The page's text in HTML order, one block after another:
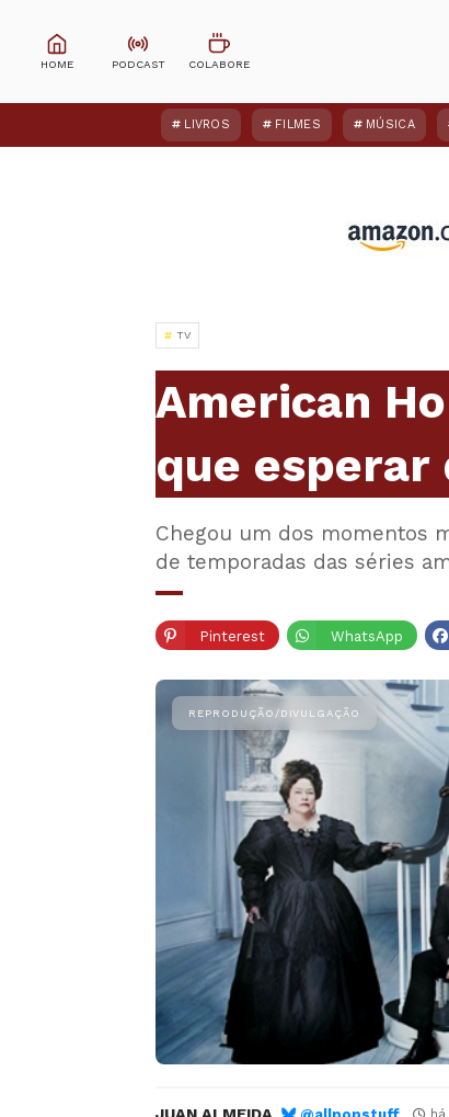
LIVROS FILMES MÚSICA
TV
American
que esperar
Chegou um dos momentos
de temporadas das séries
Pinterest WhatsApp